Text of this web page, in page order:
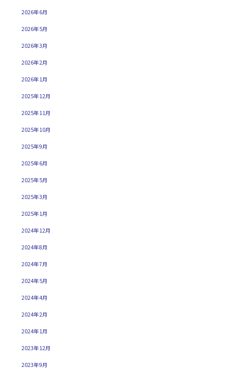
2026年6月
2026年5月
2026年3月
2026年2月
2026年1月
2025年12月
2025年11月
2025年10月
2025年9月
2025年6月
2025年5月
2025年3月
2025年1月
2024年12月
2024年8月
2024年7月
2024年5月
2024年4月
2024年2月
2024年1月
2023年12月
2023年9月